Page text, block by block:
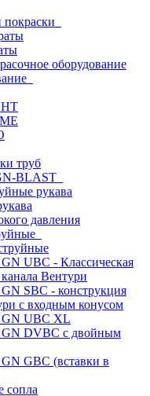
оборудование
труб
BLAST
рукава
давления
UBC - Классическая
Вентури
SBC - конструкция
c входным конусом
GN UBC XL
GN DVBC с двойным
GBC (вставки в
сопла